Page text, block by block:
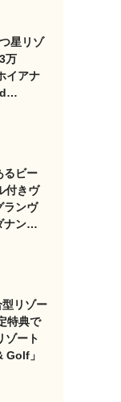
星リゾ
万
イアナ
るビー
付きヴ
ランヴ
ナン／
リゾー
特典で
ゾート
Golf」